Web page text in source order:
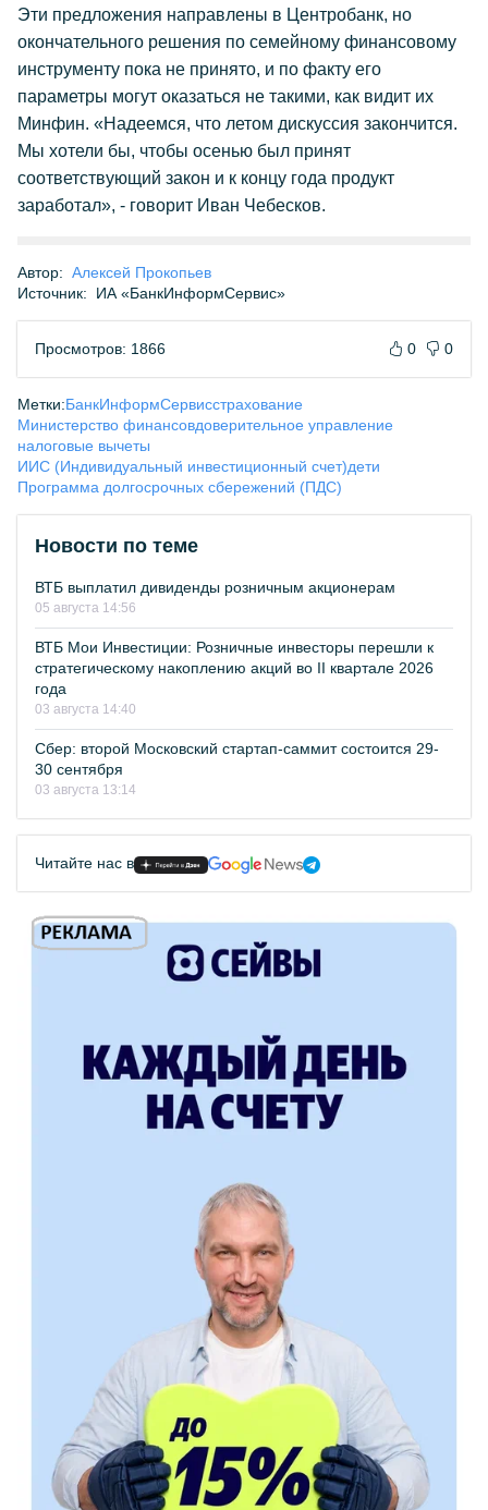
Эти предложения направлены в Центробанк, но
окончательного решения по семейному финансовому
инструменту пока не принято, и по факту его
параметры могут оказаться не такими, как видит их
Минфин. «Надеемся, что летом дискуссия закончится.
Мы хотели бы, чтобы осенью был принят
соответствующий закон и к концу года продукт
заработал», - говорит Иван Чебесков.
Автор: Алексей Прокопьев
Источник:
ИА «БанкИнформСервис»
Просмотров: 1866 0 0
Метки:БанкИнформСервисстрахование
Министерство финансовдоверительное управление
налоговые вычеты
ИИС (Индивидуальный инвестиционный счет)дети
Программа долгосрочных сбережений (ПДС)
Новости по теме
ВТБ выплатил дивиденды розничным акционерам
05 августа 14:56
ВТБ Мои Инвестиции: Розничные инвесторы перешли к
стратегическому накоплению акций во II квартале 2026
года
03 августа 14:40
Сбер: второй Московский стартап-саммит состоится 29-
30 сентября
03 августа 13:14
Читайте нас в